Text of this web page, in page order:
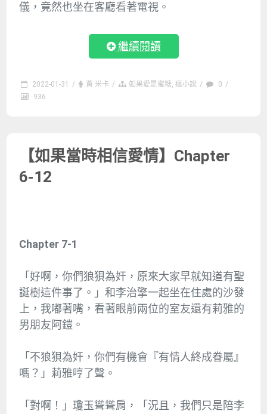
儀，竟然也坐在客廳看著電視。
繼續閱讀
2022-01-31 / 黃 米卡 / 如果愛是蜜糖,瘋小說 / 0 /
936
【如果當時相信愛情】Chapter
6-12
Chapter 7-1
「好啊，你們狼狽為奸，原來大家早就知道有聖
誕樹這件事了。」和李治擎一起坐在住處的沙發
上，我嘟著嘴，看著眼前兩位的室友還有莉雅的
男朋友阿鎧。
「不狼狽為奸，你們有機會『有情人終成眷屬』
嗎？」莉雅哼了聲。
「對啊！」瓊玉聳聳肩，「況且，我們只是陪李